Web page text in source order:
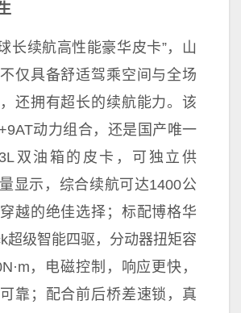
长续航高性能豪华皮卡”，山
仅具备舒适驾乘空间与全场
还拥有超长的续航能力。该
动力组合，还是国产唯一
双油箱的皮卡，可 独立供
显示，综合续航可达1400公
越的绝佳选择；标配博格华
超级智能四驱，分动器扭矩容
，电磁控制，响应更快，
靠；配合前后桥差速锁，真